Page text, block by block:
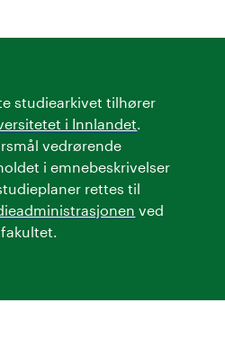
studiearkivet tilhører
i Innlandet.
vedrørende
i emnebeskrivelser
rettes til
ved